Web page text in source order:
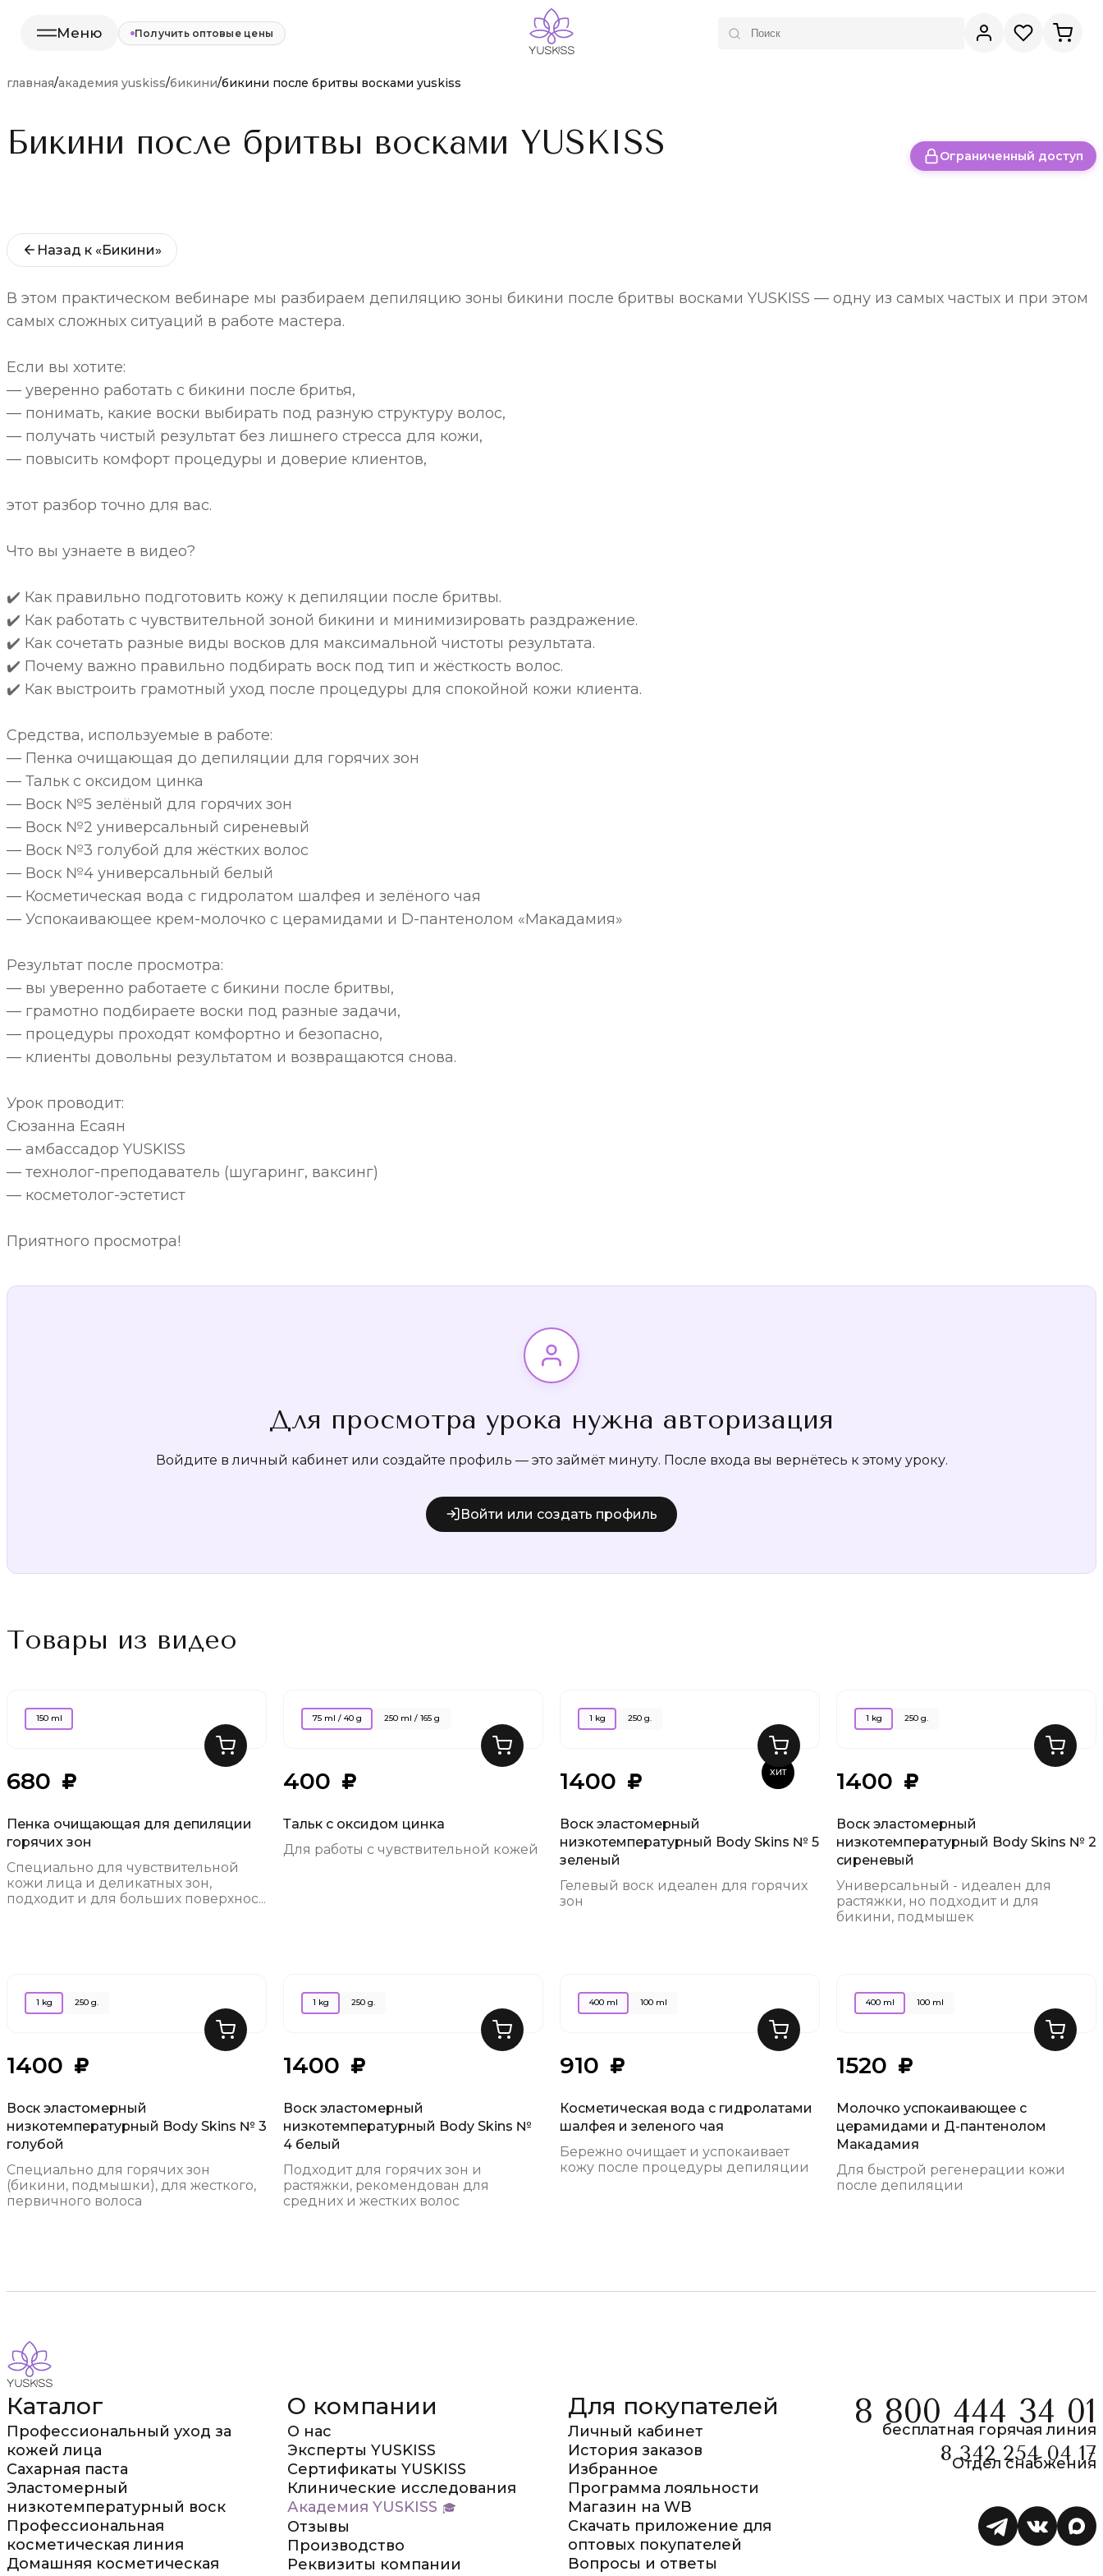
Меню Получить оптовые цены
главная/академия yuskiss/бикини/бикини после бритвы восками yuskiss
Бикини после бритвы восками YUSKISS Ограниченный доступ
Назад к «Бикини»
В этом практическом вебинаре мы разбираем депиляцию зоны бикини после бритвы восками YUSKISS — одну из самых частых и при этом
самых сложных ситуаций в работе мастера.
Если вы хотите:
— уверенно работать с бикини после бритья,
— понимать, какие воски выбирать под разную структуру волос,
— получать чистый результат без лишнего стресса для кожи,
— повысить комфорт процедуры и доверие клиентов,
этот разбор точно для вас.
Что вы узнаете в видео?
✔️ Как правильно подготовить кожу к депиляции после бритвы.
✔️ Как работать с чувствительной зоной бикини и минимизировать раздражение.
✔️ Как сочетать разные виды восков для максимальной чистоты результата.
✔️ Почему важно правильно подбирать воск под тип и жёсткость волос.
✔️ Как выстроить грамотный уход после процедуры для спокойной кожи клиента.
Средства, используемые в работе:
— Пенка очищающая до депиляции для горячих зон
— Тальк с оксидом цинка
— Воск №5 зелёный для горячих зон
— Воск №2 универсальный сиреневый
— Воск №3 голубой для жёстких волос
— Воск №4 универсальный белый
— Косметическая вода с гидролатом шалфея и зелёного чая
— Успокаивающее крем-молочко с церамидами и D-пантенолом «Макадамия»
Результат после просмотра:
— вы уверенно работаете с бикини после бритвы,
— грамотно подбираете воски под разные задачи,
— процедуры проходят комфортно и безопасно,
— клиенты довольны результатом и возвращаются снова.
Урок проводит:
Сюзанна Есаян
— амбассадор YUSKISS
— технолог-преподаватель (шугаринг, ваксинг)
— косметолог-эстетист
Приятного просмотра!
Для просмотра урока нужна авторизация
Войдите в личный кабинет или создайте профиль — это займёт минуту. После входа вы вернётесь к этому уроку.
Войти или создать профиль
Товары из видео
150 ml
680
Пенка очищающая для депиляции
горячих зон
Специально для чувствительной
кожи лица и деликатных зон,
подходит и для больших поверхнос...
75 ml / 40 g 250 ml / 165 g
400
Тальк с оксидом цинка
Для работы с чувствительной кожей
1 kg 250 g.
ХИТ
1400
Воск эластомерный
низкотемпературный Body Skins № 5
зеленый
Гелевый воск идеален для горячих
зон
1 kg 250 g.
1400
Воск эластомерный
низкотемпературный Body Skins № 2
сиреневый
Универсальный - идеален для
растяжки, но подходит и для
бикини, подмышек
1 kg 250 g.
1400
Воск эластомерный
низкотемпературный Body Skins № 3
голубой
Специально для горячих зон
(бикини, подмышки), для жесткого,
первичного волоса
1 kg 250 g.
1400
Воск эластомерный
низкотемпературный Body Skins №
4 белый
Подходит для горячих зон и
растяжки, рекомендован для
средних и жестких волос
400 ml 100 ml
910
Косметическая вода с гидролатами
шалфея и зеленого чая
Бережно очищает и успокаивает
кожу после процедуры депиляции
400 ml 100 ml
1520
Молочко успокаивающее с
церамидами и Д-пантенолом
Макадамия
Для быстрой регенерации кожи
после депиляции
Каталог
Профессиональный уход за
кожей лица
Сахарная паста
Эластомерный
низкотемпературный воск
Профессиональная
косметическая линия
Домашняя косметическая
О компании
О нас
Эксперты YUSKISS
Сертификаты YUSKISS
Клинические исследования
Академия YUSKISS
Отзывы
Производство
Реквизиты компании
Для покупателей
Личный кабинет
История заказов
Избранное
Программа лояльности
Магазин на WB
Скачать приложение для
оптовых покупателей
Вопросы и ответы
8 800 444 34 01
бесплатная горячая линия
8 342 254 04 17
Отдел снабжения